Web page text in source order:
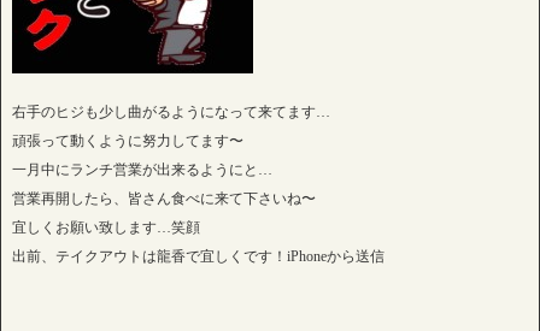
右手のヒジも少し曲がるようになって来てます…
頑張って動くように努力してます〜
一月中にランチ営業が出来るようにと…
営業再開したら、皆さん食べに来て下さいね〜
宜しくお願い致します…笑顔
出前、テイクアウトは龍香で宜しくです！iPhoneから送信